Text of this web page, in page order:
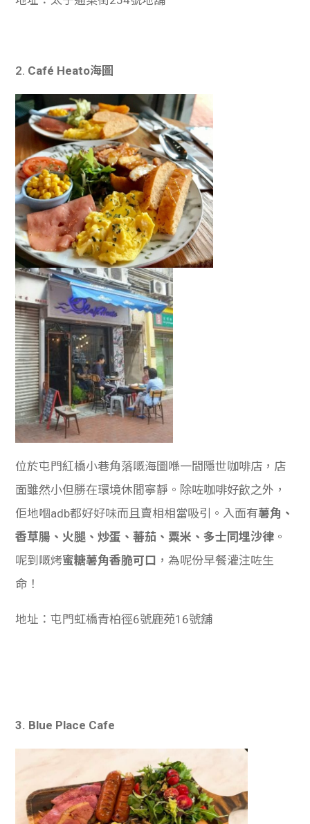
2. Café Heato海圖
位於屯門紅橋小巷角落嘅海圖喺一間隱世咖啡店，店
面雖然小但勝在環境休閒寧靜。除咗咖啡好飲之外，
佢地嗰adb都好好味而且賣相相當吸引。入面有薯角、
香草腸、火腿、炒蛋、蕃茄、粟米、多士同埋沙律 。
呢到嘅烤蜜糖薯角香脆可口 ，為呢份早餐灌注咗生
命！
地址：屯門虹橋青柏徑6號鹿苑16號舖
3. Blue Place Cafe